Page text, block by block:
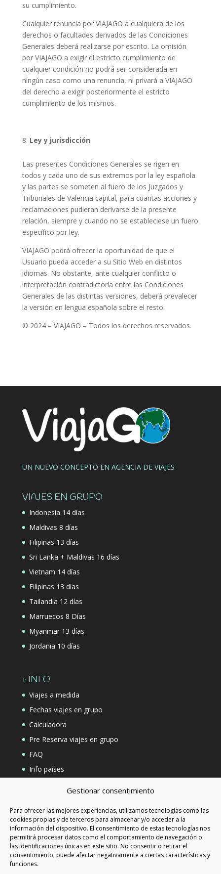
Gestionar consentimiento
Para ofrecer las mejores experiencias, utilizamos tecnologías como las
cookies propias y de terceros para almacenar y/o acceder a la
información del dispositivo. El consentimiento de estas tecnologías nos
permitirá procesar datos como el comportamiento de navegación o
las identificaciones únicas en este sitio. No consentir o retirar el
consentimiento, puede afectar negativamente a ciertas características y
funciones.
su cumplimiento.
Cualquier renuncia por VIAJAGO a cualquiera de los
derechos o facultades derivados de las Condiciones
Generales deberá realizarse por escrito. La omisión
por VIAJAGO a exigir el estricto cumplimiento de
cualquier condición no podrá ser considerada en
ningún caso como una renuncia, ni privará a VIAJAGO
del derecho a exigir posteriormente el estricto
cumplimiento de los mismos.
Ley y jurisdicción
Las presentes Condiciones Generales se rigen en
todos y cada uno de sus extremos por la ley española
y las partes se someten al fuero de los Juzgados y
Tribunales de Valencia capital, para cuantas acciones y
reclamaciones pudieran derivarse de la presente
relación, siempre y cuando no se estableciese un fuero
específico por ley.
VIAJAGO podrá ofrecer la oportunidad de que el
Usuario pueda acceder a su Sitio Web en distintos
idiomas. No obstante, ante cualquier conflicto o
interpretación contradictoria entre las Condiciones
Generales de las distintas versiones, deberá prevalecer
la versión en lengua española sobre el resto.
© 2024 – VIAJAGO – Todos los derechos reservados.
UN NUEVO CONCEPTO EN AGENCIA DE VIAJES
VIAJES EN GRUPO
Indonesia 14 días
Maldivas 8 días
Filipinas 13 días
Sri Lanka + Maldivas 16 días
Vietnam 14 días
Filipinas 13 días
Tailandia 12 días
Marruecos 8 Días
Myanmar 13 días
Jordania 10 días
+ INFO
Viajes a medida
Fechas viajes en grupo
Calculadora
Pre Reserva viajes en grupo
FAQ
Info países
LEGALIADAD
Política de privacidad
Aviso Legal
Política de cookies